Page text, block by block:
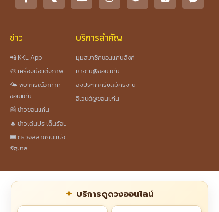
ข่าว
📲 KKL App
🎨 เครื่องมือแต่งภาพ
🌤️ พยากรณ์อากาศ
ขอนแก่น
📰 ข่าวขอนแก่น
🔥 ข่าวเด่นประเด็นร้อน
🎟️ ตรวจสลากกินแบ่ง
รัฐบาล
บริการสำคัญ
มุมสมาชิกขอนแก่นลิงก์
หางาน@ขอนแก่น
ลงประกาศรับสมัครงาน
อีเวนต์@ขอนแก่น
บริการดูดวงออนไลน์